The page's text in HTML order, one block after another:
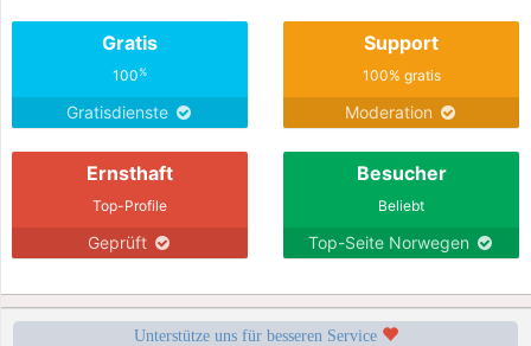
Gratis
100%
Gratisdienste
Support
100% gratis
Moderation
Ernsthaft
Top-Profile
Geprüft
Besucher
Beliebt
Top-Seite Norwegen
Unterstütze uns für besseren Service